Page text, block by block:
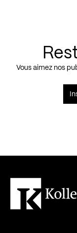
Vous aimez nos